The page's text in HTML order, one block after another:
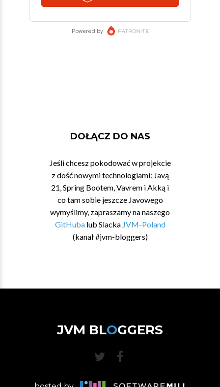
DOŁĄCZ DO NAS
Jeśli chcesz pokodować w projekcie
z dość nowymi technologiami: Javą
21, Spring Bootem, Vavrem i Akką i
co tam sobie jeszcze Javowego
wymyślimy, zapraszamy na naszego
GitHubalub Slacka JVM-Poland
(kanał #jvm-bloggers)
JVM BLOGGERS